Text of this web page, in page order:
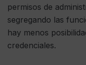
permisos de
segregando las
hay menos
credenciales.